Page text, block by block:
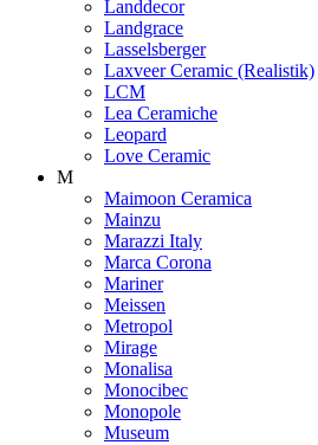
Landdecor
Landgrace
Lasselsberger
Laxveer Ceramic (Realistik)
LCM
Lea Ceramiche
Leopard
Love Ceramic
M
Maimoon Ceramica
Mainzu
Marazzi Italy
Marca Corona
Mariner
Meissen
Metropol
Mirage
Monalisa
Monocibec
Monopole
Museum